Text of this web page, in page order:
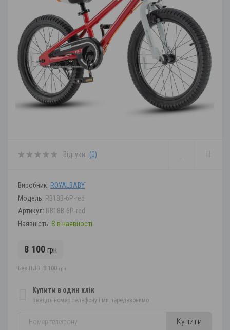
Відгуки: (0)
Виробник: ROYALBABY
Модель: RB18B-6P-red
Артикул: RB18B-6P-red
Наявність: Є в наявності
8 100 грн
Без ПДВ: 8 100 грн
Купити в один клік
Введіть номер телефону і ми передзвонимо
Купити